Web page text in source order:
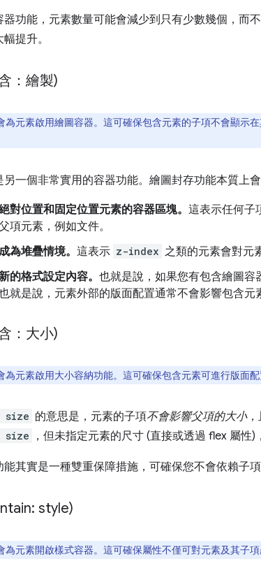
器功能，元素數量可能會減少到只有少數幾個，而
提升。
：繪製)
為元素啟用繪圖容器。這可確保包含元素的子項不會顯示
另一個非常實用的容器功能。繪圖封存功能本質上
對位置和固定位置元素的容器區塊。 這表示任何子
項元素，例如文件。
為堆疊情境。 這表示 z-index 之類的元素會對元
的格式設定內容。 也就是說，如果您有包含繪圖
就是說，元素外部的版面配置通常不會影響包含元
：大小)
為元素啟用大小容納功能。這可確保包含元素可進行版面配
size 的意思是，元素的子項不會影響父項的大小，
size ，但未指定元素的尺寸 (直接或透過 flex 屬性
能其實是一種雙重保障措施，可確保您不會依賴子
style)
為元素開啟樣式容器。這可確保屬性不僅可對元素及其子